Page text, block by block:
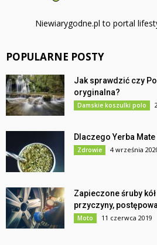
Niewiarygodne.pl to portal
POPULARNE POSTY
Jak sprawdzić czy
oryginalna?
Damskie koszulki polo
Dlaczego Yerba
Zdrowie 4 września
Zapieczone śruby
przyczyny,
Moto 11 czerwca 2019